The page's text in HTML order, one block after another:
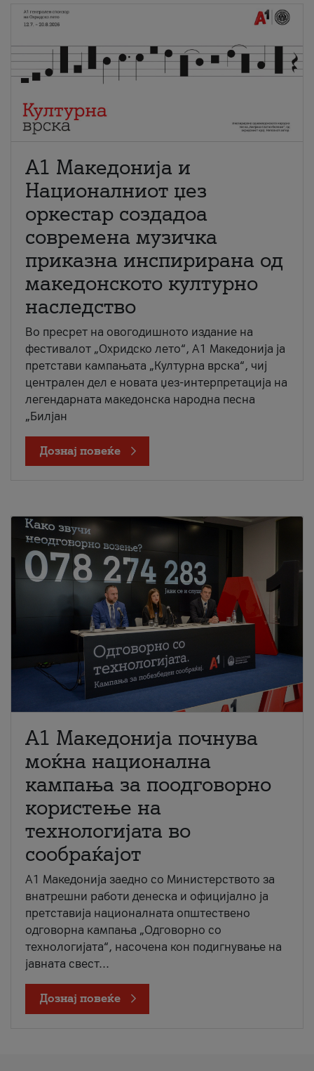
А1 Македонија и
Националниот џез
оркестар создадоа
современа музичка
приказна инспирирана од
македонското културно
наследство
Во пресрет на овогодишното издание на
фестивалот „Охридско лето“, А1 Македонија ја
претстави кампањата „Културна врска“, чиј
централен дел е новата џез-интерпретација на
легендарната македонска народна песна
„Билјан
Дознај повеќе
A1 Македонија почнува
моќна национална
кампања за поодговорно
користење на
технологијата во
сообраќајот
A1 Македонија заедно со Министерството за
внатрешни работи денеска и официјално ја
претставија националната општествено
одговорна кампања „Одговорно со
технологијата“, насочена кон подигнување на
јавната свест...
Дознај повеќе